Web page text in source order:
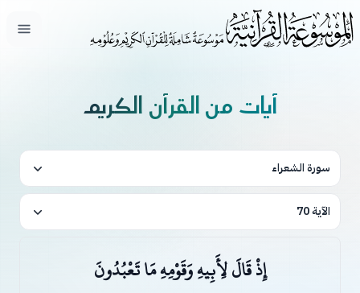
فتح
آيات من القرآن الكريم
سورة الشعراء
الآية 70
إِذْ قَالَ لِأَبِيهِ وَقَوْمِهِ مَا تَعْبُدُونَ